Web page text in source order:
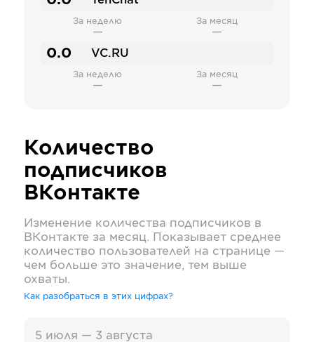
За неделю
—
За месяц
—
0.0 VC.RU
За неделю
—
За месяц
—
Количество
подписчиков
ВКонтакте
Изменение количества подписчиков в
ВКонтакте за месяц. Показывает среднее
количество пользователей на странице —
чем больше это значение, тем выше
охваты.
Как разобраться в этих цифрах?
5 июля — 3 августа